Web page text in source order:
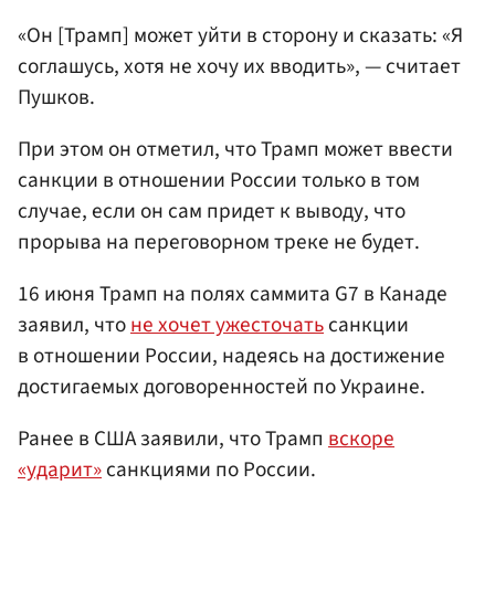
«Он [Трамп] может уйти в сторону и сказать: «Я
соглашусь, хотя не хочу их вводить», — считает
Пушков.
При этом он отметил, что Трамп может ввести
санкции в отношении России только в том
случае, если он сам придет к выводу, что
прорыва на переговорном треке не будет.
16 июня Трамп на полях саммита G7 в Канаде
заявил, чтоне хочет ужесточатьсанкции
в отношении России, надеясь на достижение
достигаемых договоренностей по Украине.
Ранее в США заявили, что Трамп вскоре
«ударит»санкциями по России.